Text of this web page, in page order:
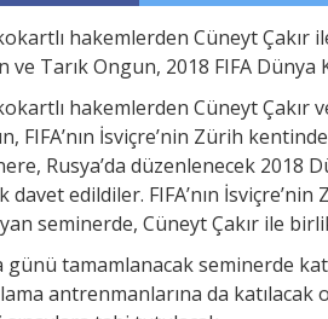
hakemlerden Cüneyt Çakır
ve Tarık Ongun, 2018 FIFA Dünya
hakemlerden Cüneyt
FIFA’nın İsviçre’nin Zürih
Rusya’da düzenlenecek 2018
davet edildiler. FIFA’nın
seminerde, Cüneyt Çakır ile
günü tamamlanacak seminerde
antrenmanlarına da katılacak